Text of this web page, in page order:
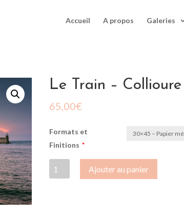
Accueil A propos Galeries
Le Train – Collioure
65,00€
Formats et
Finitions *
de
Ajouter au panier